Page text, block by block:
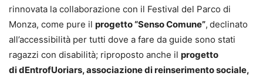
rinnovata la collaborazione con il Festival del Parco di
Monza, come pure il progetto “Senso Comune”, declinato
all’accessibilità per tutti dove a fare da guide sono stati
ragazzi con disabilità; riproposto anche il progetto
di dEntrofUoriars, associazione di reinserimento sociale,